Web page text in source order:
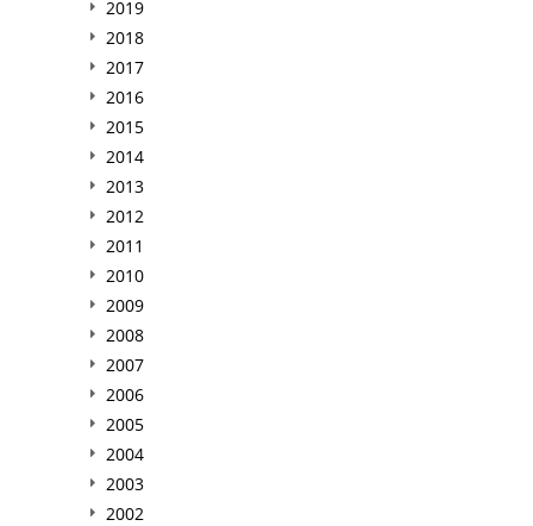
2019
2018
2017
2016
2015
2014
2013
2012
2011
2010
2009
2008
2007
2006
2005
2004
2003
2002